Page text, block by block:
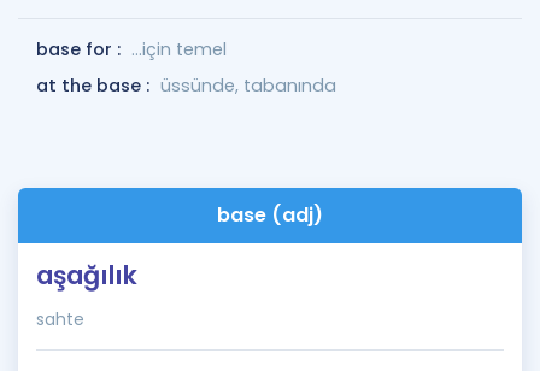
base for : ...için temel
at the base : üssünde, tabanında
base (adj)
aşağılık
sahte